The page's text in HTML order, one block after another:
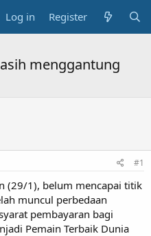
Log in Register
menggantung
#1
(29/1), belum mencapai titik
muncul perbedaan
pembayaran bagi
Pemain Terbaik Dunia